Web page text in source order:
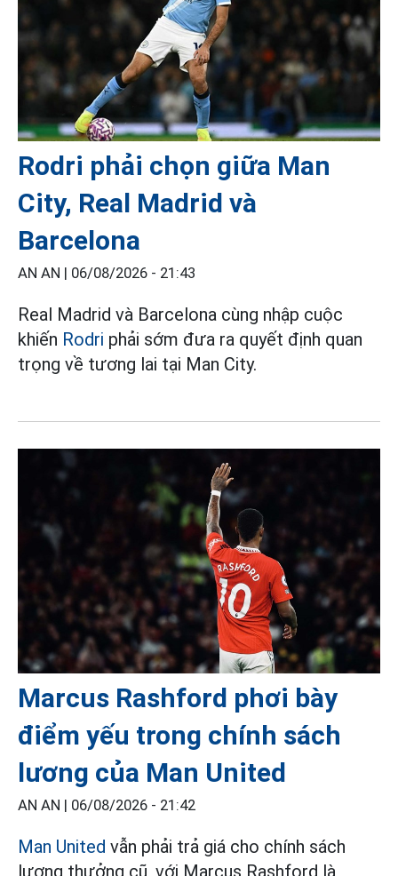
Rodri phải chọn giữa Man
City, Real Madrid và
Barcelona
AN AN | 06/08/2026 - 21:43
Real Madrid và Barcelona cùng nhập cuộc
khiến Rodri phải sớm đưa ra quyết định quan
trọng về tương lai tại Man City.
Marcus Rashford phơi bày
điểm yếu trong chính sách
lương của Man United
AN AN | 06/08/2026 - 21:42
Man United vẫn phải trả giá cho chính sách
lương thưởng cũ, với Marcus Rashford là